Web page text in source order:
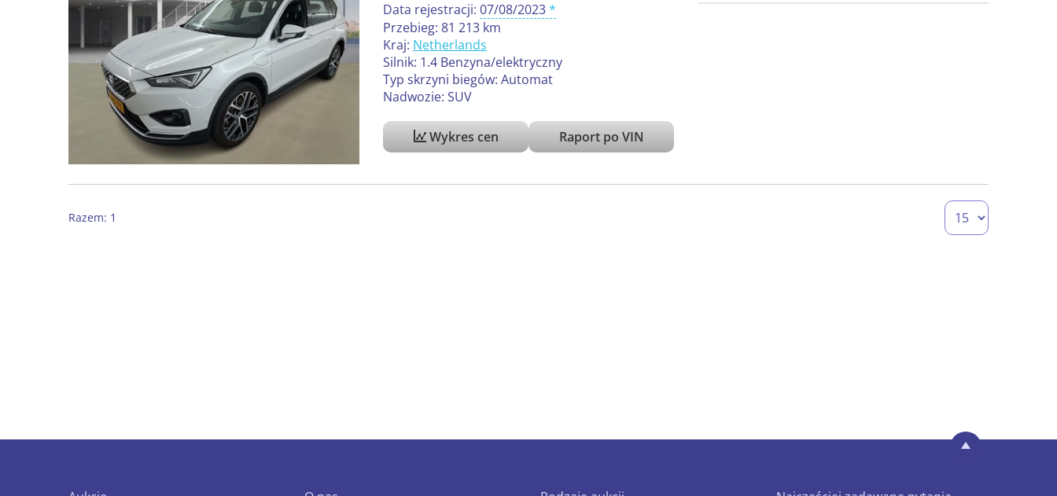
Data rejestracji: 07/08/2023
Przebieg: 81 213 km
Kraj: Netherlands
Silnik: 1.4 Benzyna/elektryczny
Typ skrzyni biegów: Automat
Nadwozie: SUV
Wykres cen Raport po VIN
Razem: 1